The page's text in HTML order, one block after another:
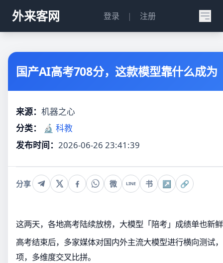
外来客网 登录 | 注册
国产AI高考708分，这款模型靠什么成为
来源： 机器之心
分类：
🔬 科教
发布时间： 2026-06-26 23:41:39
分享 微 LINE 书 ↗ 🔗
这两天，各地高考陆续放榜，大模型「陪考」成绩单也新
高考结束后，多家媒体对国内外主流大模型进行横向测试
项，多维度交叉比拼。